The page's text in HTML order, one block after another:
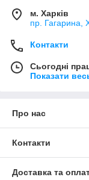
м. Харків
пр. Гагарина,
Контакти
Сьогодні
Показати
Про нас
Контакти
Доставка та